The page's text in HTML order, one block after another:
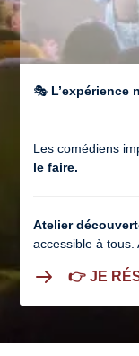
🎭 L’expérience
Les comédiens
le faire.
Atelier
accessible à tous.
👉 JE